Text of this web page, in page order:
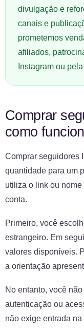
divulgação e
canais e
prometemos
afiliados,
Instagram ou
Comprar
como
Comprar seguidores
quantidade para um
utiliza o link ou
conta.
Primeiro, você
estrangeiro. Em
valores disponíveis.
a orientação
No entanto, você
autenticação ou
não exige entrada na